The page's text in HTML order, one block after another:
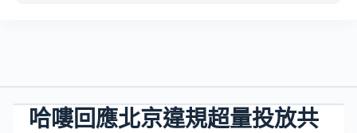
哈嘍回應北京違規超量投放共